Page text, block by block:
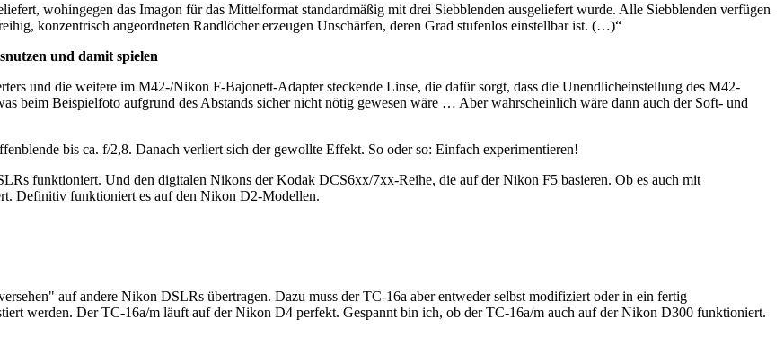
wohingegen das Imagon für das Mittelformat standardmäßig mit drei Siebblenden ausgeliefert wurde. Alle Siebblenden verfügen
konzentrisch angeordneten Randlöcher erzeugen Unschärfen, deren Grad stufenlos einstellbar ist. (…)“
und damit spielen
und die weitere im M42-/Nikon F-Bajonett-Adapter steckende Linse, die dafür sorgt, dass die Unendlicheinstellung des M42-
beim Beispielfoto aufgrund des Abstands sicher nicht nötig gewesen wäre … Aber wahrscheinlich wäre dann auch der Soft- und
bis ca. f/2,8. Danach verliert sich der gewollte Effekt. So oder so: Einfach experimentieren!
funktioniert. Und den digitalen Nikons der Kodak DCS6xx/7xx-Reihe, die auf der Nikon F5 basieren. Ob es auch mit
Definitiv funktioniert es auf den Nikon D2-Modellen.
auf andere Nikon DSLRs übertragen. Dazu muss der TC-16a aber entweder selbst modifiziert oder in ein fertig
werden. Der TC-16a/m läuft auf der Nikon D4 perfekt. Gespannt bin ich, ob der TC-16a/m auch auf der Nikon D300 funktioniert.